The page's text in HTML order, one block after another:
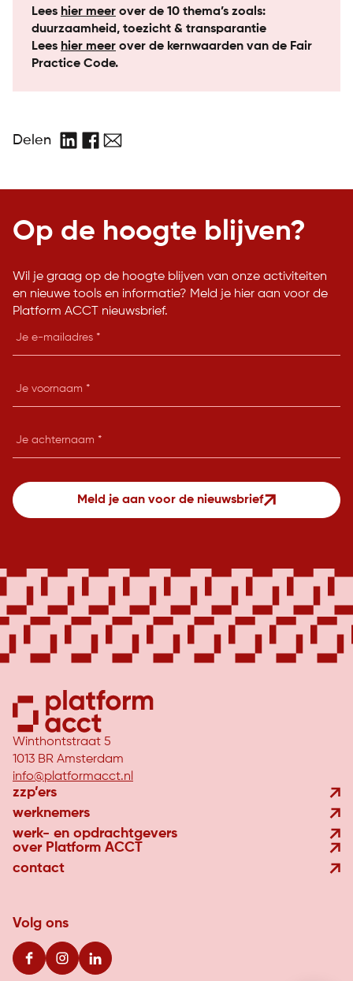
Lees hier meer over de 10 thema’s zoals:
duurzaamheid, toezicht & transparantie
Lees hier meer over de kernwaarden van de Fair
Practice Code.
Delen
LinkedInFacebook
E-
Op de hoogte blijven?
Wil je graag op de hoogte blijven van onze activiteiten
en nieuwe tools en informatie? Meld je hier aan voor de
Platform ACCT nieuwsbrief.
Meld je aan voor de nieuwsbrief
Winthontstraat 5
1013 BR Amsterdam
info@platformacct.nl
zzp’ers
werknemers
werk- en opdrachtgevers
over Platform ACCT
contact
Volg ons